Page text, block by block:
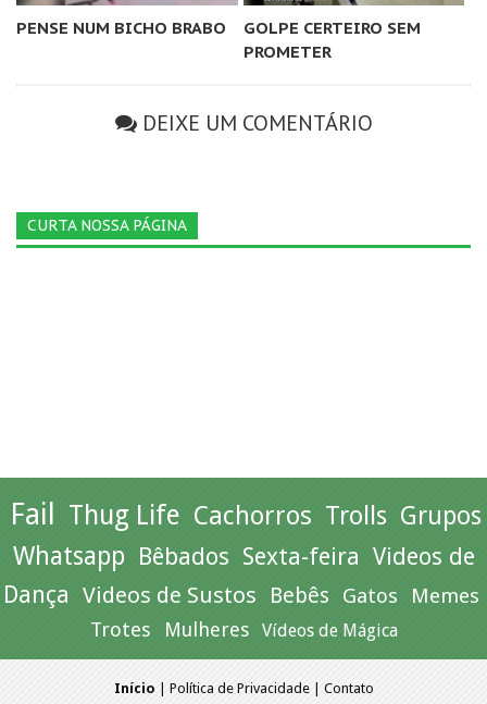
PENSE NUM BICHO BRABO
GOLPE CERTEIRO SEM
PROMETER
DEIXE UM COMENTÁRIO
CURTA NOSSA PÁGINA
Fail Thug Life Cachorros Trolls Grupos
Whatsapp Bêbados Sexta-feira Videos de
Dança Videos de Sustos Bebês Gatos Memes
Trotes Mulheres Vídeos de Mágica
Início Política de Privacidade| Contato